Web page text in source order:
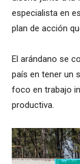
especialista en
plan de acción
El arándano se
país en tener un
foco en trabajo
productiva.